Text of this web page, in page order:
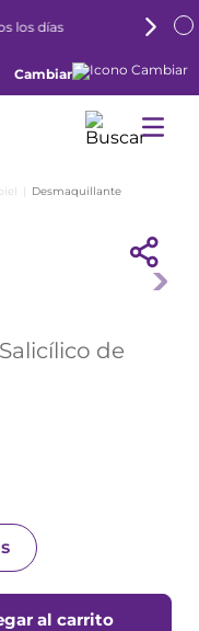
los días
Cambiar
Desmaquillante
de
al carrito